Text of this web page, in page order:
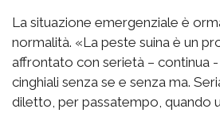
La situazione emergenziale è
normalità. «La peste suina è un
affrontato con serietà – continua
cinghiali senza se e senza ma.
diletto, per passatempo, quando